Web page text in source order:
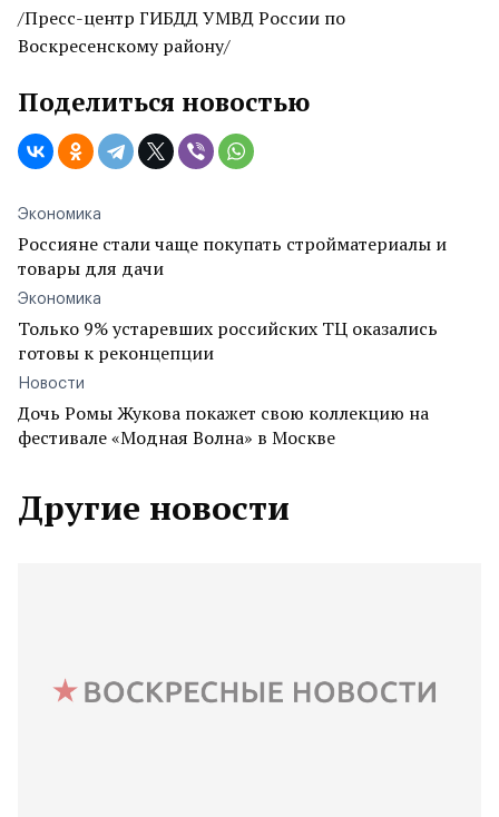
/Пресс-центр ГИБДД УМВД России по
Воскресенскому району/
Поделиться новостью
Экономика
Россияне стали чаще покупать стройматериалы и
товары для дачи
Экономика
Только 9% устаревших российских ТЦ оказались
готовы к реконцепции
Новости
Дочь Ромы Жукова покажет свою коллекцию на
фестивале «Модная Волна» в Москве
Другие новости